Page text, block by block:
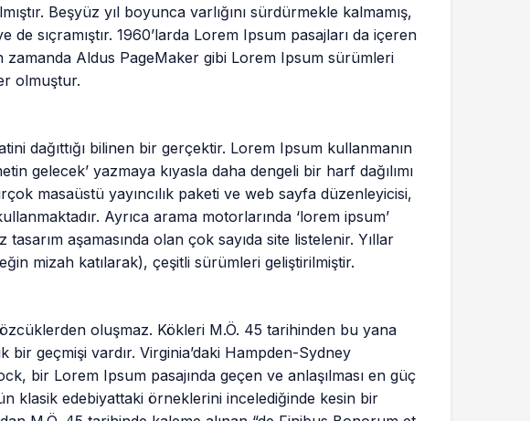
Beşyüz yıl boyunca varlığını sürdürmekle kalmamış,
sıçramıştır. 1960’larda Lorem Ipsum pasajları da içeren
zamanda Aldus PageMaker gibi Lorem Ipsum sürümleri
olmuştur.
dağıttığı bilinen bir gerçektir. Lorem Ipsum kullanmanın
gelecek’ yazmaya kıyasla daha dengeli bir harf dağılımı
masaüstü yayıncılık paketi ve web sayfa düzenleyicisi,
Ayrıca arama motorlarında ‘lorem ipsum’
aşamasında olan çok sayıda site listelenir. Yıllar
mizah katılarak), çeşitli sürümleri geliştirilmiştir.
oluşmaz. Kökleri M.Ö. 45 tarihinden bu yana
bir geçmişi vardır. Virginia’daki Hampden-Sydney
bir Lorem Ipsum pasajında geçen ve anlaşılması en güç
klasik edebiyattaki örneklerini incelediğinde kesin bir